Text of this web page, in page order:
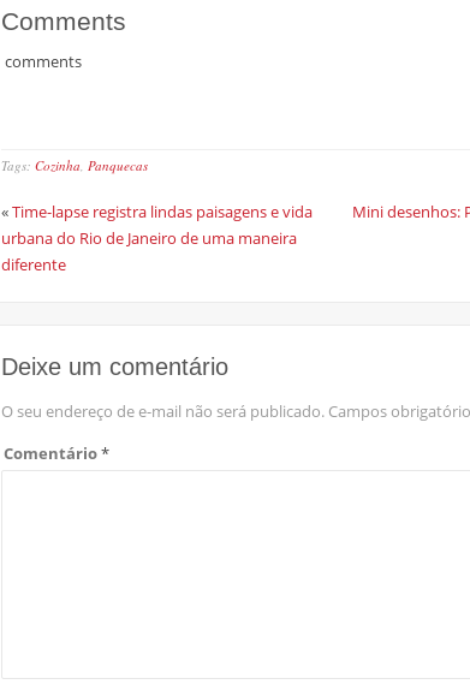
Comments
comments
Tags: Cozinha, Panquecas
«Time-lapse registra lindas paisagens e vida
urbana do Rio de Janeiro de uma maneira
diferente
Mini desenhos:
Deixe um comentário
O seu endereço de e-mail não será publicado. Campos
Comentário*